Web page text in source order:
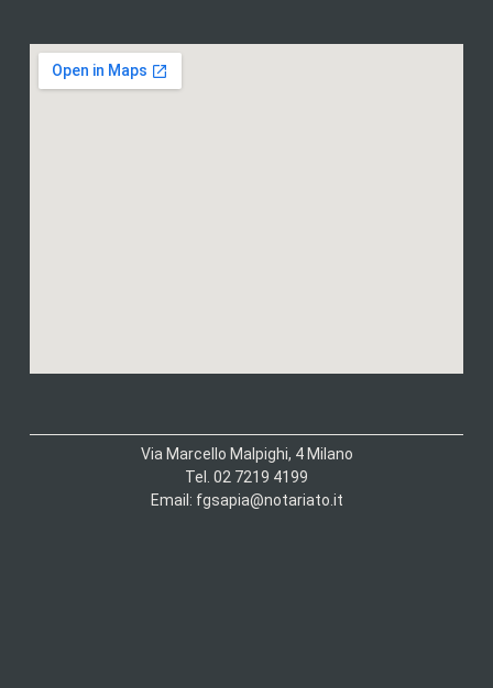
Via Marcello Malpighi, 4 Milano
Tel. 02 7219 4199
Email: fgsapia@notariato.it